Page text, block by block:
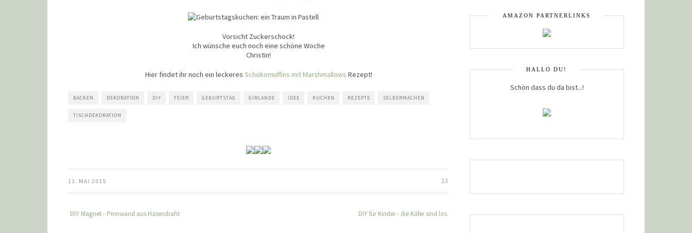
Vorsicht Zuckerschock!
Ich wünsche euch noch eine schöne Woche
Christin!
Hier findet ihr noch ein leckeres Schokomuffins mit Marshmallows Rezept!
BACKEN DEKORATION DIY FEIER GEBURTSTAG GIRLANDE IDEE KUCHEN REZEPTE SELBERMACHEN
TISCHDEKORATION
11. MAI 2015 13
DIY Magnet - Pinnwand aus Hasendraht DIY für Kinder - die Käfer sind los
AMAZON PARTNERLINKS
HALLO DU!
Schön dass du da bist...!